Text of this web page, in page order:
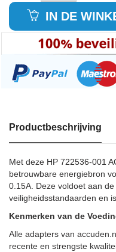
IN DE
Productbeschrijving
Met deze HP 722536-001
betrouwbare energiebron
0.15A. Deze voldoet aan
veiligheidsstandaarden en
Kenmerken van de
Alle adapters van
recente en strengste